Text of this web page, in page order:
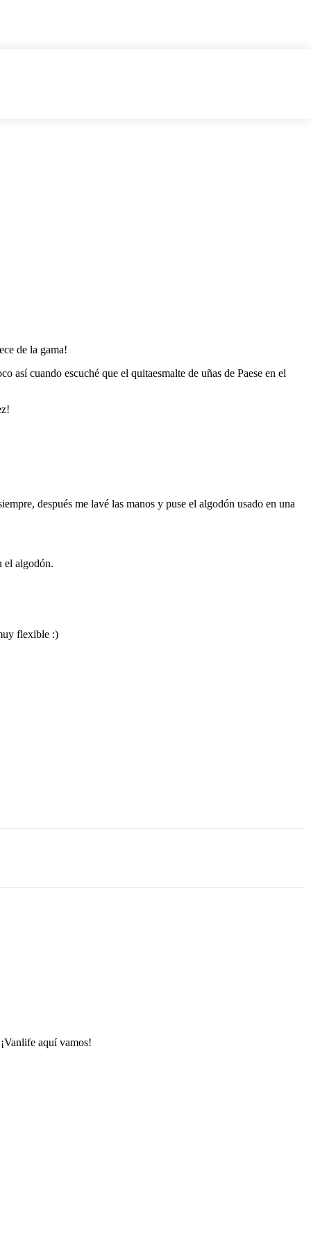
de la gama!
así cuando escuché que el quitaesmalte de uñas de Paese en el
después me lavé las manos y puse el algodón usado en una
el algodón.
flexible :)
aquí vamos!